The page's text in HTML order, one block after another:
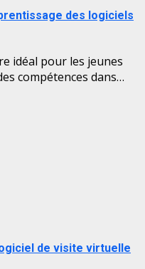
des logiciels
idéal pour les jeunes
compétences dans…
de visite virtuelle